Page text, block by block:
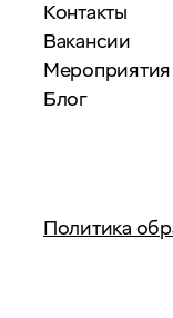
Контакты
Вакансии
Мероприятия
Блог
Политика